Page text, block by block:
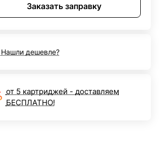
Заказать заправку
Нашли дешевле?
от 5 картриджей - доставляем
БЕСПЛАТНО!